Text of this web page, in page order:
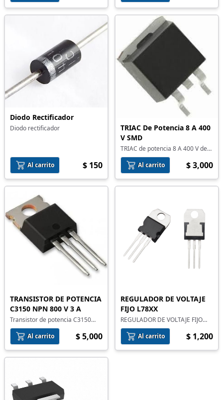
Diodo Rectificador
Diodo rectificador
Al carrito $ 150
TRIAC De Potencia 8 A 400
V SMD
TRIAC de potencia 8 A 400 V de
montaje superficial
Al carrito
$ 3,000
TRANSISTOR DE POTENCIA
C3150 NPN 800 V 3 A
Transistor de potencia C3150
NPN 800 V 3 A
Al carrito
$ 5,000
REGULADOR DE VOLTAJE
FIJO L78XX
REGULADOR DE VOLTAJE FIJO
L78XX
Al carrito
$ 1,200